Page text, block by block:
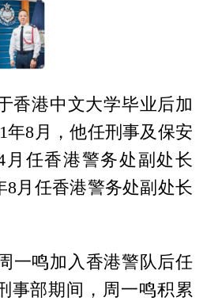
香港中文大学毕业后加
年8月，他任刑事及保安
月任香港警务处副处长
8月任香港警务处副处长
一鸣加入香港警队后任
事部期间，周一鸣积累